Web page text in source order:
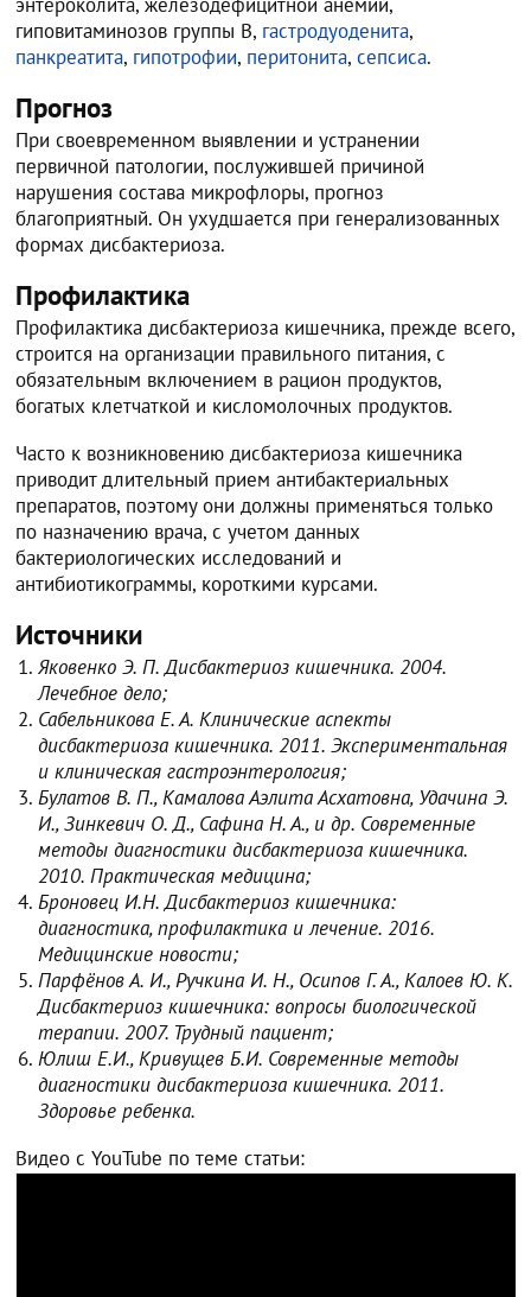
гиповитаминозов группы В, гастродуоденита,
панкреатита, гипотрофии, перитонита,сепсиса.
Прогноз
При своевременном выявлении и устранении
первичной патологии, послужившей причиной
нарушения состава микрофлоры, прогноз
благоприятный. Он ухудшается при генерализованных
формах дисбактериоза.
Профилактика
Профилактика дисбактериоза кишечника, прежде всего,
строится на организации правильного питания, с
обязательным включением в рацион продуктов,
богатых клетчаткой и кисломолочных продуктов.
Часто к возникновению дисбактериоза кишечника
приводит длительный прием антибактериальных
препаратов, поэтому они должны применяться только
по назначению врача, с учетом данных
бактериологических исследований и
антибиотикограммы, короткими курсами.
Источники
Яковенко Э. П. Дисбактериоз кишечника. 2004.
Лечебное дело;
Сабельникова Е. А. Клинические аспекты
дисбактериоза кишечника. 2011. Экспериментальная
и клиническая гастроэнтерология;
Булатов В. П., Камалова Аэлита Асхатовна, Удачина Э.
И., Зинкевич О. Д., Сафина Н. А., и др. Современные
методы диагностики дисбактериоза кишечника.
2010. Практическая медицина;
Броновец И.Н. Дисбактериоз кишечника:
диагностика, профилактика и лечение. 2016.
Медицинские новости;
Парфёнов А. И., Ручкина И. Н., Осипов Г. А., Калоев Ю. К.
Дисбактериоз кишечника: вопросы биологической
терапии. 2007. Трудный пациент;
Юлиш Е.И., Кривущев Б.И. Современные методы
диагностики дисбактериоза кишечника. 2011.
Здоровье ребенка.
Видео с YouTube по теме статьи: